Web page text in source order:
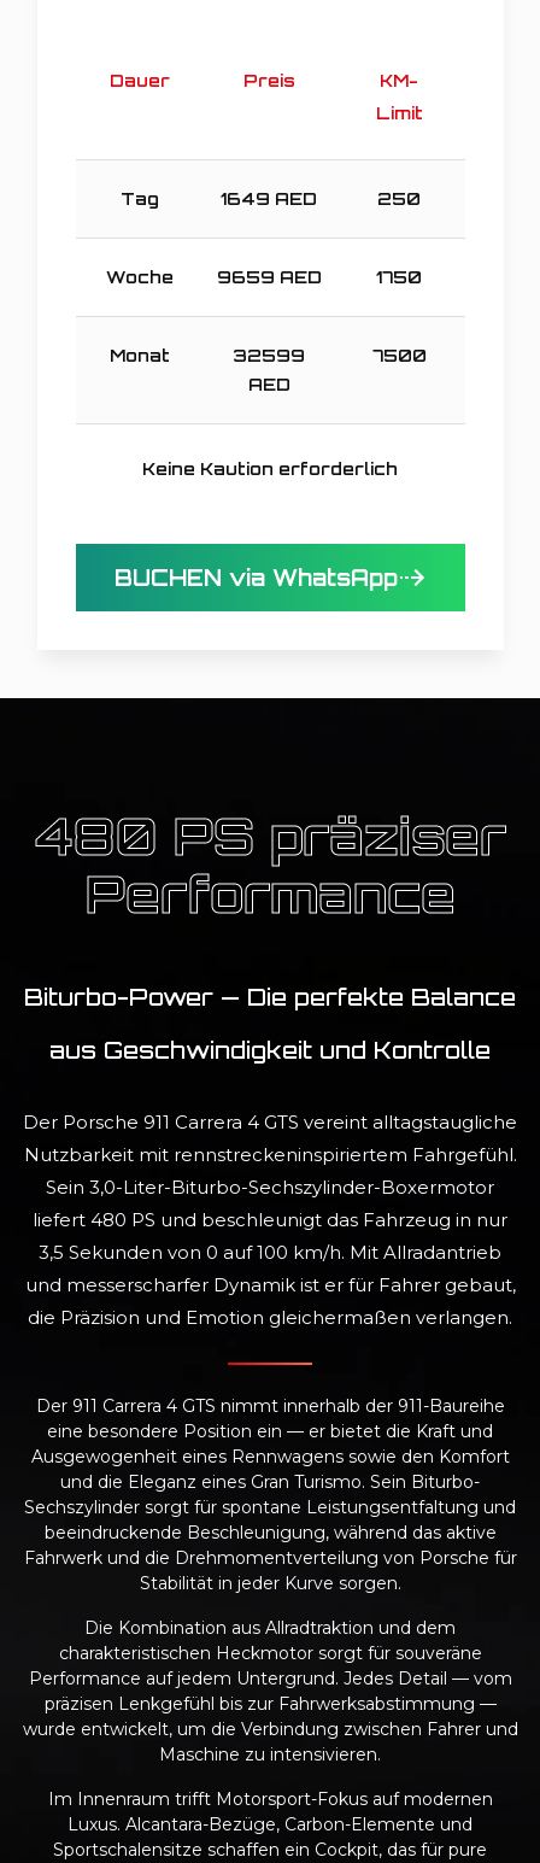
Dauer Preis
KM-
Limit
Tag 1649 AED 250
Woche 9659 AED 1750
Monat
32599
AED
7500
Keine Kaution erforderlich
BUCHEN via WhatsApp
480 PS präziser
Performance
Biturbo-Power — Die perfekte Balance
aus Geschwindigkeit und Kontrolle
Der Porsche 911 Carrera 4 GTS vereint alltagstaugliche
Nutzbarkeit mit rennstreckeninspiriertem Fahrgefühl.
Sein 3,0-Liter-Biturbo-Sechszylinder-Boxermotor
liefert 480 PS und beschleunigt das Fahrzeug in nur
3,5 Sekunden von 0 auf 100 km/h. Mit Allradantrieb
und messerscharfer Dynamik ist er für Fahrer gebaut,
die Präzision und Emotion gleichermaßen verlangen.
Der 911 Carrera 4 GTS nimmt innerhalb der 911-Baureihe
eine besondere Position ein — er bietet die Kraft und
Ausgewogenheit eines Rennwagens sowie den Komfort
und die Eleganz eines Gran Turismo. Sein Biturbo-
Sechszylinder sorgt für spontane Leistungsentfaltung und
beeindruckende Beschleunigung, während das aktive
Fahrwerk und die Drehmomentverteilung von Porsche für
Stabilität in jeder Kurve sorgen.
Die Kombination aus Allradtraktion und dem
charakteristischen Heckmotor sorgt für souveräne
Performance auf jedem Untergrund. Jedes Detail — vom
präzisen Lenkgefühl bis zur Fahrwerksabstimmung —
wurde entwickelt, um die Verbindung zwischen Fahrer und
Maschine zu intensivieren.
Im Innenraum trifft Motorsport-Fokus auf modernen
Luxus. Alcantara-Bezüge, Carbon-Elemente und
Sportschalensitze schaffen ein Cockpit, das für pure